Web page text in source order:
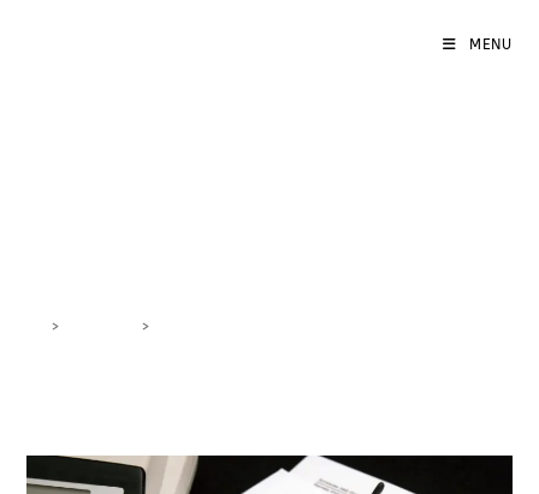
MENU
> >